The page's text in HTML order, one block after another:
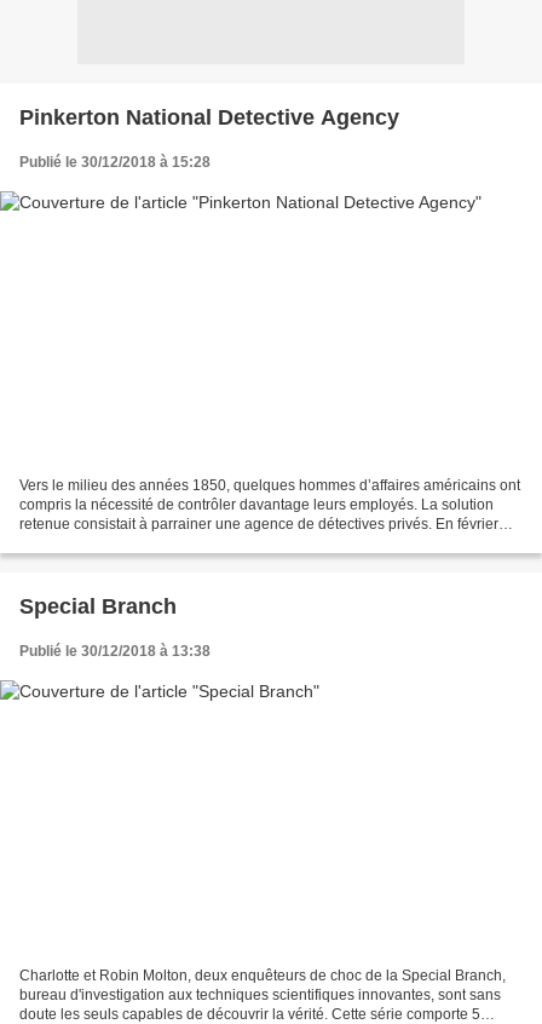
Pinkerton National Detective Agency
Publié le 30/12/2018 à 15:28
Vers le milieu des années 1850, quelques hommes d’affaires américains ont
compris la nécessité de contrôler davantage leurs employés. La solution
retenue consistait à parrainer une agence de détectives privés. En février
Special Branch
Publié le 30/12/2018 à 13:38
Charlotte et Robin Molton, deux enquêteurs de choc de la Special Branch,
bureau d'investigation aux techniques scientifiques innovantes, sont sans
doute les seuls capables de découvrir la vérité. Cette série comporte 5